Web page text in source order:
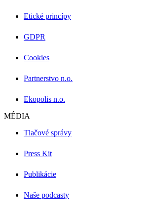
Etické princípy
GDPR
Cookies
Partnerstvo n.o.
Ekopolis n.o.
MÉDIA
Tlačové správy
Press Kit
Publikácie
Naše podcasty